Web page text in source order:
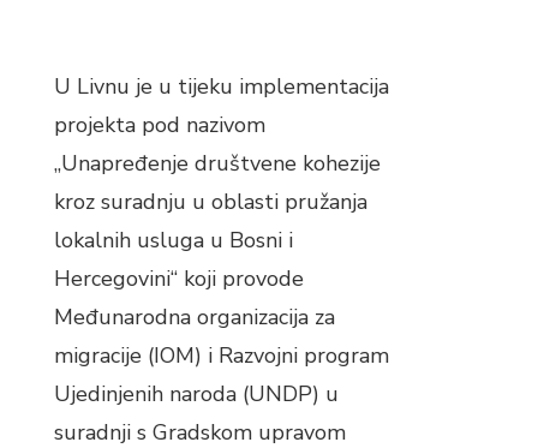
U Livnu je u tijeku implementacija
projekta pod nazivom
„Unapređenje društvene kohezije
kroz suradnju u oblasti pružanja
lokalnih usluga u Bosni i
Hercegovini“ koji provode
Međunarodna organizacija za
migracije (IOM) i Razvojni program
Ujedinjenih naroda (UNDP) u
suradnji s Gradskom upravom